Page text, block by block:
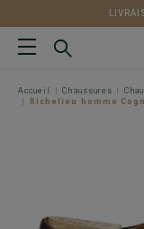
Accueil Chaussures
Richelieu homme